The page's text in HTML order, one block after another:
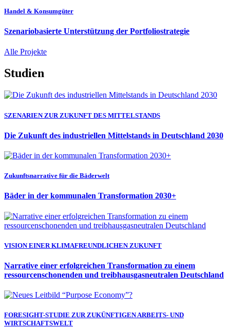
Handel & Konsumgüter
Szenariobasierte Unterstützung der Portfoliostrategie
Alle Projekte
Studien
SZENARIEN ZUR ZUKUNFT DES MITTELSTANDS
Die Zukunft des industriellen Mittelstands in Deutschland 2030
Zukunftsnarrative für die Bäderwelt
Bäder in der kommunalen Transformation 2030+
VISION EINER KLIMAFREUNDLICHEN ZUKUNFT
Narrative einer erfolgreichen Transformation zu einem
ressourcenschonenden und treibhausgasneutralen Deutschland
FORESIGHT-STUDIE ZUR ZUKÜNFTIGEN ARBEITS- UND
WIRTSCHAFTSWELT